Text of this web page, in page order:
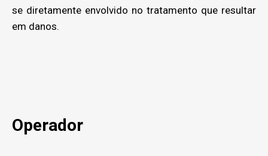
se diretamente envolvido no tratamento que resultar
em danos.
Operador